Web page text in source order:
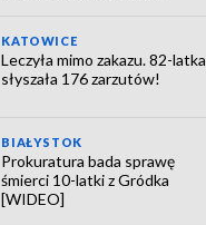
KATOWICE
Leczyła mimo zakazu. 82-latka
słyszała 176 zarzutów!
BIAŁYSTOK
Prokuratura bada sprawę
śmierci 10-latki z Gródka
[WIDEO]